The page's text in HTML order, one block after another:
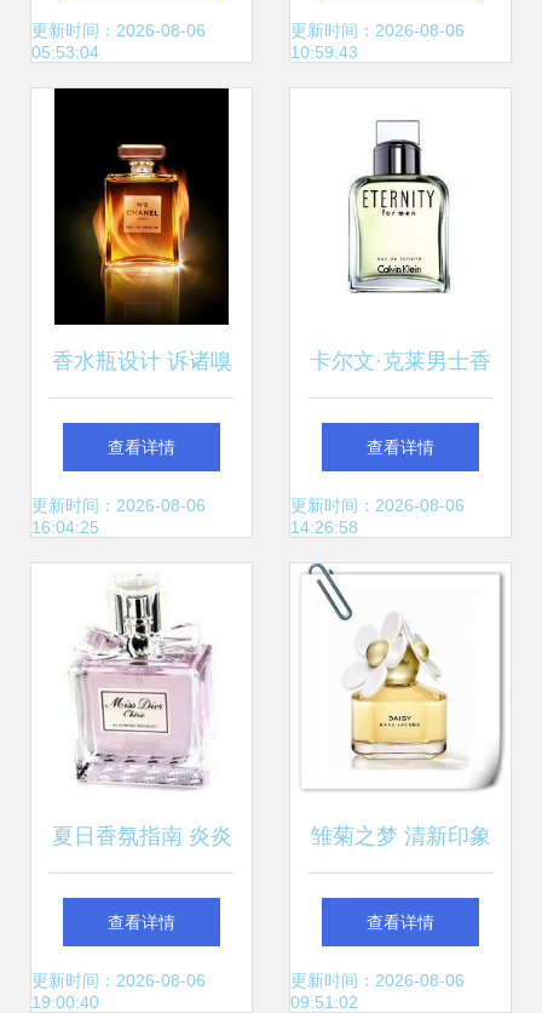
与温柔的感官邂逅
更新时间：2026-08-06
05:53:04
友的衣服兜兜
更新时间：2026-08-06
10:59:43
香水瓶设计 诉诸嗅
觉印象的先声
查看详情
更新时间：2026-08-06
16:04:25
卡尔文·克莱男士香
水 现代男性的格调
宣言
查看详情
更新时间：2026-08-06
14:26:58
夏日香氛指南 炎炎
夏日，香水怎么用
更清爽？
查看详情
更新时间：2026-08-06
19:00:40
雏菊之梦 清新印象
的芬芳密码
查看详情
更新时间：2026-08-06
09:51:02